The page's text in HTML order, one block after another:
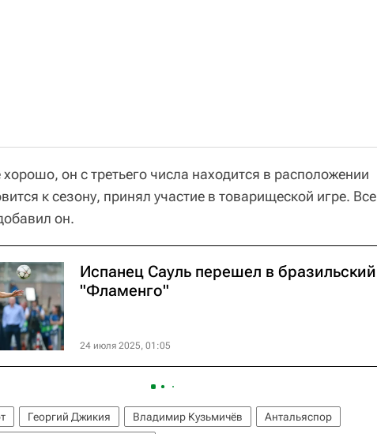
хорошо, он с третьего числа находится в расположении
к сезону, принял участие в товарищеской игре. Все
он.
Испанец Сауль перешел в бразильский
"Фламенго"
24 июля 2025, 01:05
Георгий Джикия Владимир Кузьмичёв
Антальяспор